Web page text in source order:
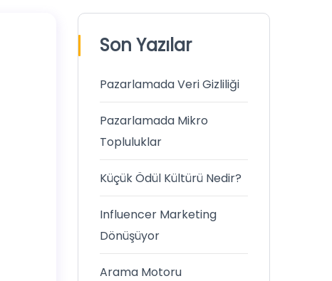
Son Yazılar
Pazarlamada Veri Gizliliği
Pazarlamada Mikro
Topluluklar
Küçük Ödül Kültürü Nedir?
Influencer Marketing
Dönüşüyor
Arama Motoru